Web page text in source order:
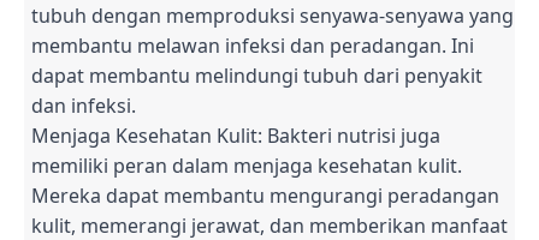
tubuh dengan memproduksi senyawa-senyawa yang
membantu melawan infeksi dan peradangan. Ini
dapat membantu melindungi tubuh dari penyakit
dan infeksi.
Menjaga Kesehatan Kulit: Bakteri nutrisi juga
memiliki peran dalam menjaga kesehatan kulit.
Mereka dapat membantu mengurangi peradangan
kulit, memerangi jerawat, dan memberikan manfaat